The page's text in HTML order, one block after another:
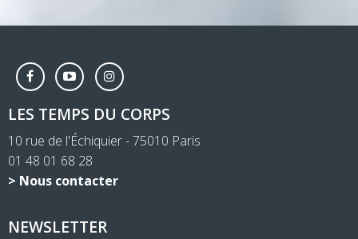
LES TEMPS DU CORPS
10 rue de l'Échiquier - 75010 Paris
01 48 01 68 28
> Nous contacter
NEWSLETTER